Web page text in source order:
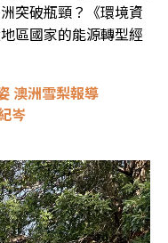
突破瓶頸？《環境資
區國家的能源轉型經
澳洲雪梨報導
岑